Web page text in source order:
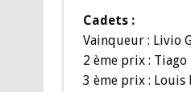
Cadets :
Vainqueur : Livio
2 ème prix : Tiago
3 ème prix : Louis